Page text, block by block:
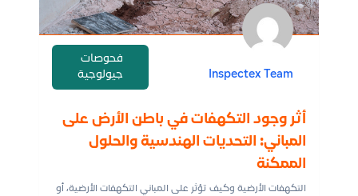
Inspectex Team
فحوصات
جيولوجية
أثر وجود التكهفات في باطن الأرض على
المباني: التحديات الهندسية والحلول
الممكنة
التكهفات الأرضية وكيف تؤثر على المباني التكهفات الأرضية، أو